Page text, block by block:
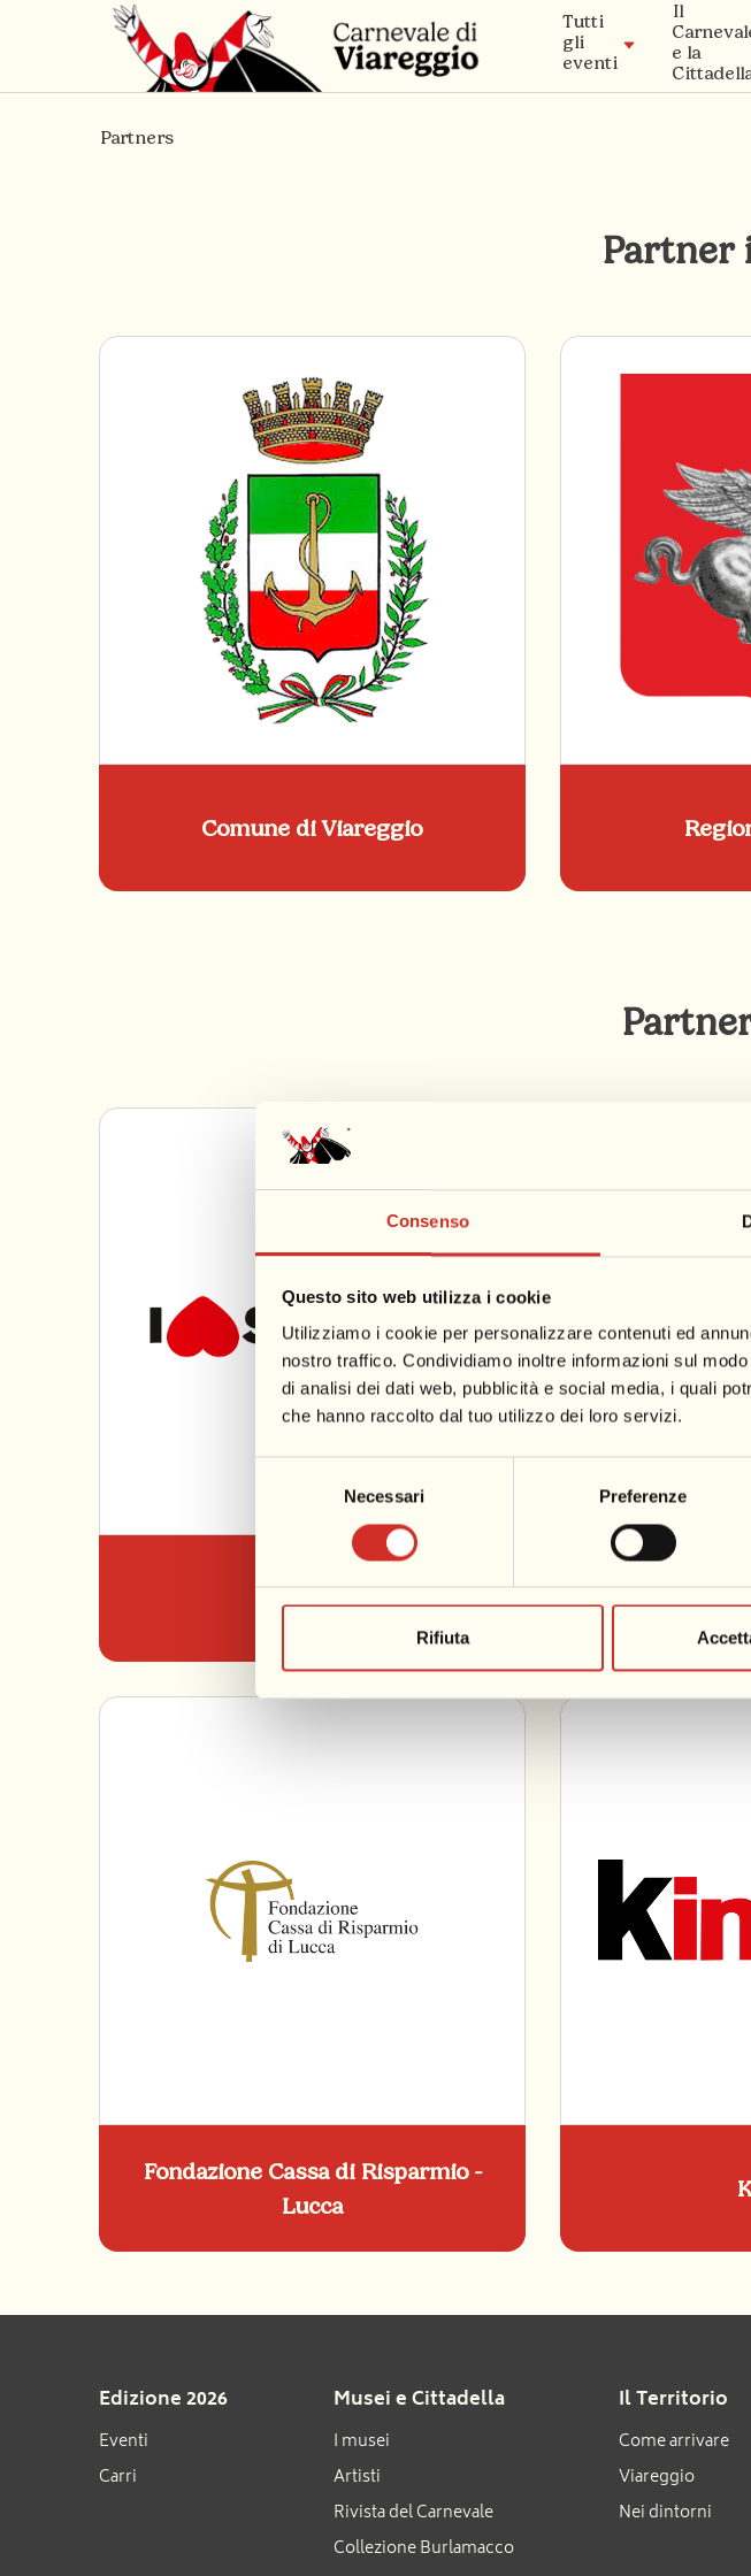
Consenso
Questo sito web utilizza i cookie
Utilizziamo i cookie per personalizzare contenuti ed
nostro traffico. Condividiamo inoltre informazioni sul
di analisi dei dati web, pubblicità e social media, i quali
che hanno raccolto dal tuo utilizzo dei loro servizi.
Necessari Preferenze
Rifiuta
Tutti
gli
eventi
Il
e la
La Cittadella
Archivio Storico
Academy
Partners
Partner
Comune di Viareggio
Sebach m2o
Fondazione Cassa di Risparmio -
Lucca
Edizione 2026
Eventi
Carri
Musei e Cittadella
I musei
Artisti
Rivista del Carnevale
Collezione Burlamacco
Il Territorio
Come arrivare
Viareggio
Nei dintorni